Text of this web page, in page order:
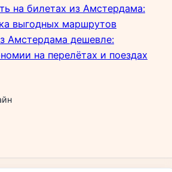
на билетах из Амстердама:
выгодных маршрутов
Амстердама дешевле:
на перелётах и поездах